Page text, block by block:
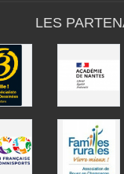
LES